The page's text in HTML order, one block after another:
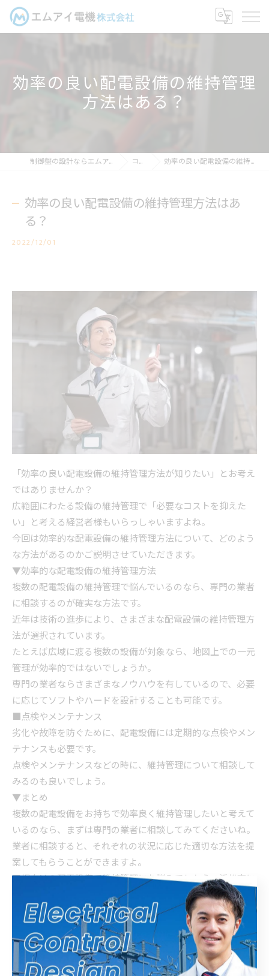
効率の良い配電設備の維持管理
方法はある？
制御盤の設計ならエムアイ電機株式会社 コラム 効率の良い配電設備の維持管理方法はある？
効率の良い配電設備の維持管理方法はあ
る？
2022/12/01
「効率の良い配電設備の維持管理方法が知りたい」とお考え
ではありませんか？
広範囲にわたる設備の維持管理で「必要なコストを抑えた
い」と考える経営者様もいらっしゃいますよね。
今回は効率的な配電設備の維持管理方法について、どのよう
な方法があるのかご説明させていただきます。
▼効率的な配電設備の維持管理方法
複数の配電設備の維持管理で悩んでいるのなら、専門の業者
に相談するのが確実な方法です。
近年は技術の進歩により、さまざまな配電設備の維持管理方
法が選択されています。
たとえば広域に渡る複数の設備が対象なら、地図上での一元
管理が効率的ではないでしょうか。
専門の業者ならさまざまなノウハウを有しているので、必要
に応じてソフトやハードを設計することも可能です。
■点検やメンテナンス
劣化や故障を防ぐために、配電設備には定期的な点検やメン
テナンスも必要です。
点検やメンテナンスなどの時に、維持管理について相談して
みるのも良いでしょう。
▼まとめ
複数の配電設備をお持ちで効率良く維持管理したいと考えて
いるのなら、まずは専門の業者に相談してみてくださいね。
業者に相談すると、それぞれの状況に応じた適切な方法を提
案してもらうことができますよ。
工場向けの配電設備で維持管理にお悩みでしたら、浜松市に
ある「エムアイ電機 株式会社」がご相談を承ります。
点検・メンテナンス・ソフトやハードの設計も承っておりま
すので、配電設備のことなら弊社までお問い合わせくださ
い。